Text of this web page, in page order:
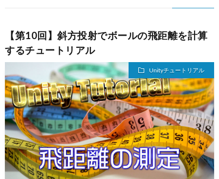
【第10回】斜方投射でボールの飛距離を計算
するチュートリアル
Unityチュートリアル